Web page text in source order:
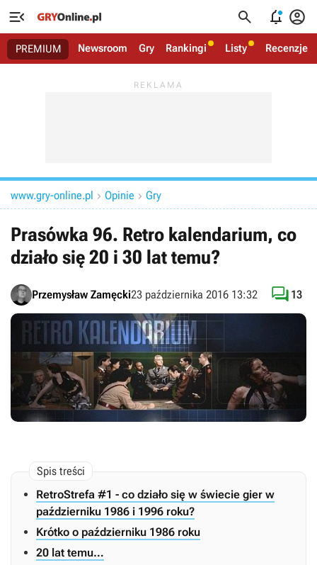
   
PREMIUM Newsroom Gry Rankingi Listy Recenzje
www.gry-online.pl  Opinie  Gry
Prasówka 96. Retro kalendarium, co
działo się 20 i 30 lat temu?
Przemysław Zamęcki23 października 2016 13:32  13
RetroStrefa #1 - co działo się w świecie gier w
październiku 1986 i 1996 roku?
Krótko o październiku 1986 roku
20 lat temu…